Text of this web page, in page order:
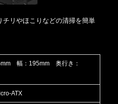
リやほこりなどの清掃を簡単
幅：195mm 奥行き：
ATX